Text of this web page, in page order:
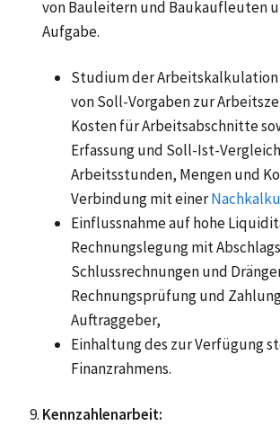
von Bauleitern und Baukaufleuten
Aufgabe.
Studium der
von Soll-Vorgaben zur
Kosten für Arbeitsabschnitte
Erfassung und Soll-Ist-
Arbeitsstunden, Mengen und
Verbindung mit einer
Einflussnahme auf hohe
Rechnungslegung mit
Schlussrechnungen und
Rechnungsprüfung und
Auftraggeber,
Einhaltung des zur Verfügung
Finanzrahmens.
Kennzahlenarbeit: